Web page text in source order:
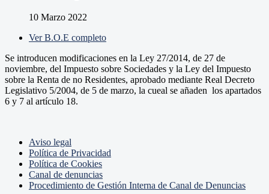
10 Marzo 2022
Ver B.O.E completo
Se introducen modificaciones en la Ley 27/2014, de 27 de
noviembre, del Impuesto sobre Sociedades y la Ley del Impuesto
sobre la Renta de no Residentes, aprobado mediante Real Decreto
Legislativo 5/2004, de 5 de marzo, la cueal se añaden los apartados
6 y 7 al artículo 18.
Aviso legal
Política de Privacidad
Política de Cookies
Canal de denuncias
Procedimiento de Gestión Interna de Canal de Denuncias